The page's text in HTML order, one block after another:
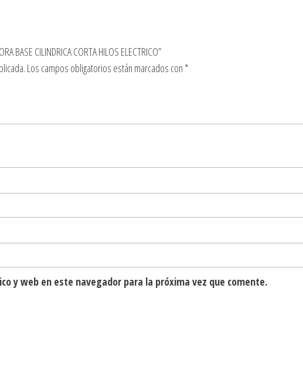
BASE CILINDRICA CORTA HILOS ELECTRICO”
Los campos obligatorios están marcados con *
y web en este navegador para la próxima vez que comente.